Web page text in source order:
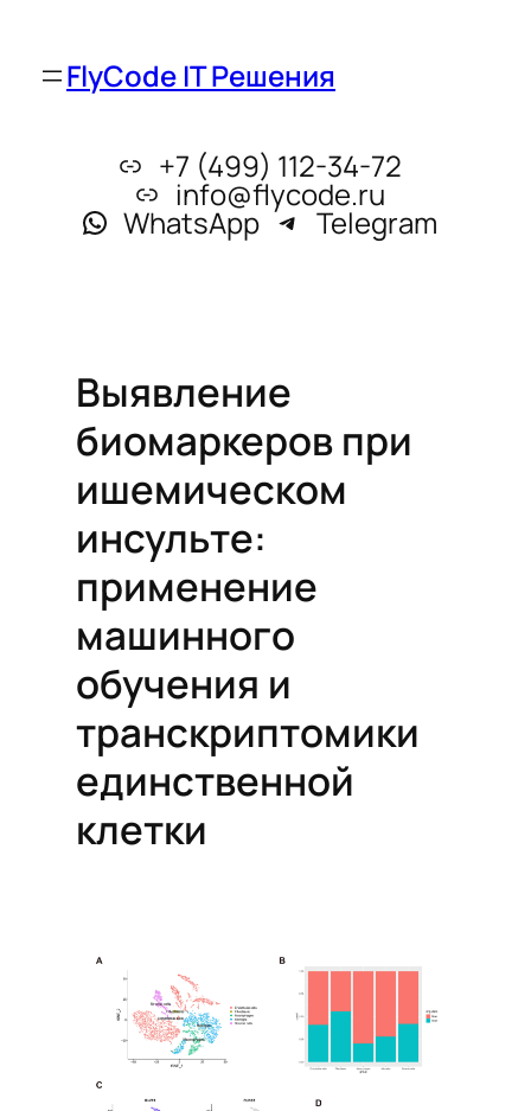
FlyCode IT Решения
+7 (499) 112-34-72
info@flycode.ru
WhatsApp Telegram
Выявление
биомаркеров при
ишемическом
инсульте:
применение
машинного
обучения и
транскриптомики
единственной
клетки